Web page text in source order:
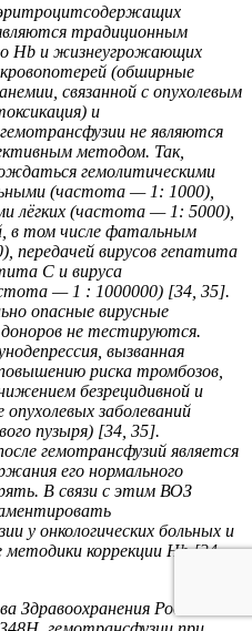
традиционным
Hb и жизнеугрожающих
(обширные
связанной с опухолевым
и
не являются
методом. Так,
гемолитическими
(частота — 1: 1000),
лёгких (частота — 1: 5000),
в том числе фатальным
передачей вирусов гепатита
С и вируса
— 1 : 1000000) [34, 35].
опасные вирусные
не тестируются.
вызванная
риска тромбозов,
безрецидивной и
заболеваний
пузыря) [34, 35].
гемотрансфузий является
его нормального
В связи с этим ВОЗ
у онкологических больных и
коррекции Hb [34,
Здравоохранения Российской